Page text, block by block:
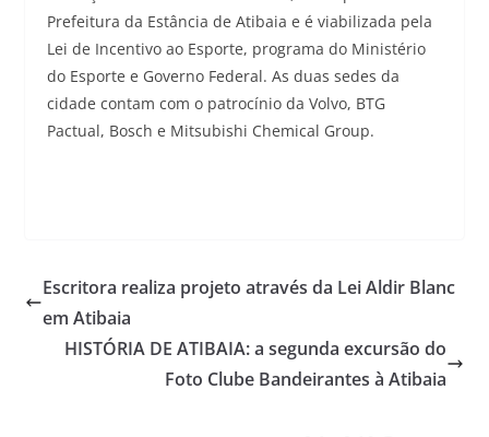
Prefeitura da Estância de Atibaia e é viabilizada pela
Lei de Incentivo ao Esporte, programa do Ministério
do Esporte e Governo Federal. As duas sedes da
cidade contam com o patrocínio da Volvo, BTG
Pactual, Bosch e Mitsubishi Chemical Group.
Escritora realiza projeto através da Lei Aldir Blanc
em Atibaia
HISTÓRIA DE ATIBAIA: a segunda excursão do
Foto Clube Bandeirantes à Atibaia